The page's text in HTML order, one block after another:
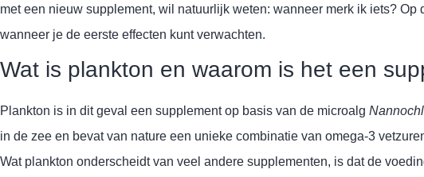
met een nieuw supplement, wil natuurlijk weten: wanneer merk ik iets?
wanneer je de eerste effecten kunt verwachten.
Wat is plankton en waarom is het een
Plankton is in dit geval een supplement op basis van de microalg
in de zee en bevat van nature een unieke combinatie van omega-3
Wat plankton onderscheidt van veel andere supplementen, is dat de